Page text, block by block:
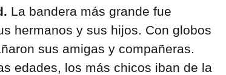
La bandera más grande fue
hermanos y sus hijos. Con globos
sus amigas y compañeras.
edades, los más chicos iban de la